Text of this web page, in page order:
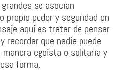
se asocian
propio poder y seguridad en
aquí es tratar de pensar
recordar que nadie puede
manera egoísta o solitaria y
forma.